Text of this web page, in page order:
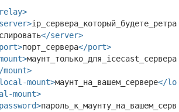
ip_сервера_который_будете_ретра
</server>
порт_сервера</port>
маунт_только_для_icecast_сервера
mount>
mount>маунт_на_вашем_сервере</lo
mount>
пароль_к_маунту_на_вашем_серв